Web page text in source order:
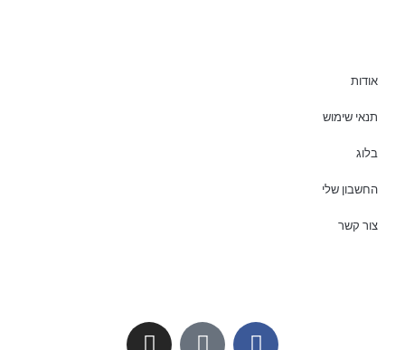
אודות
תנאי שימוש
בלוג
החשבון שלי
צור קשר
F
T
I